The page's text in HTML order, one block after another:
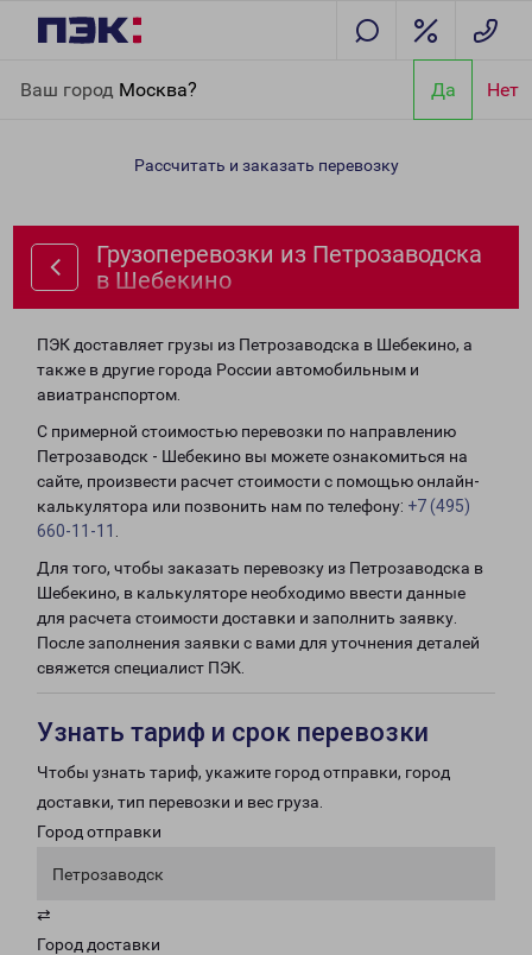
Ваш город Москва? Да Нет
Шебекино
Рассчитать и заказать перевозку
Грузоперевозки из Петрозаводска
в Шебекино
ПЭК доставляет грузы из Петрозаводска в Шебекино, а
также в другие города России автомобильным и
авиатранспортом.
С примерной стоимостью перевозки по направлению
Петрозаводск - Шебекино вы можете ознакомиться на
сайте, произвести расчет стоимости с помощью онлайн-
калькулятора или позвонить нам по телефону: +7 (495)
660-11-11
Для того, чтобы заказать перевозку из Петрозаводска в
Шебекино, в калькуляторе необходимо ввести данные
для расчета стоимости доставки и заполнить заявку.
После заполнения заявки с вами для уточнения деталей
свяжется специалист ПЭК.
Узнать тариф и срок перевозки
Чтобы узнать тариф, укажите город отправки, город
доставки, тип перевозки и вес груза.
Город отправки
Петрозаводск
⇄
Город доставки